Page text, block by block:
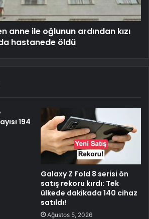
anne ile oğlunun ardından kızı
hastanede öldü
194
Galaxy Z Fold 8 serisi ön
satış rekoru kırdı: Tek
ülkede dakikada 140 cihaz
satıldı!
Ağustos 5, 2026